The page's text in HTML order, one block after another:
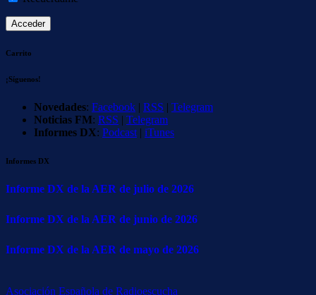
Carrito
¡Síguenos!
Novedades: Facebook | RSS | Telegram
Noticias FM: RSS | Telegram
Informes DX: Podcast | iTunes
Informes DX
Informe DX de la AER de julio de 2026
Informe DX de la AER de junio de 2026
Informe DX de la AER de mayo de 2026
Asociación Española de Radioescucha